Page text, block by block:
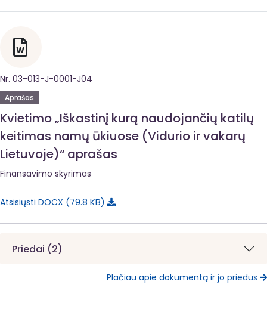
Nr. 03-013-J-0001-J04
Aprašas
Kvietimo „Iškastinį kurą naudojančių katilų
keitimas namų ūkiuose (Vidurio ir vakarų
Lietuvoje)“ aprašas
Finansavimo skyrimas
Atsisiųsti DOCX 79.8 KB
Priedai (2)
Plačiau apie dokumentą ir jo priedus